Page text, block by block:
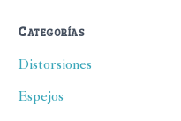
Categorías
Distorsiones
Espejos